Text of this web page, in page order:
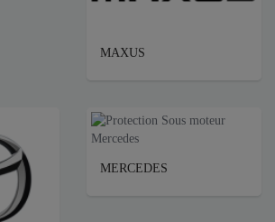
MAXUS
MERCEDES